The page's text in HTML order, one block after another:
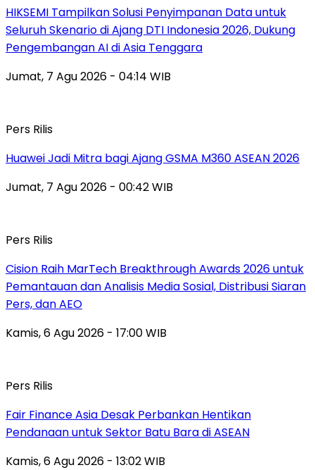
HIKSEMI Tampilkan Solusi Penyimpanan Data untuk
Seluruh Skenario di Ajang DTI Indonesia 2026, Dukung
Pengembangan AI di Asia Tenggara
Jumat, 7 Agu 2026 - 04:14 WIB
Pers Rilis
Huawei Jadi Mitra bagi Ajang GSMA M360 ASEAN 2026
Jumat, 7 Agu 2026 - 00:42 WIB
Pers Rilis
Cision Raih MarTech Breakthrough Awards 2026 untuk
Pemantauan dan Analisis Media Sosial, Distribusi Siaran
Pers, dan AEO
Kamis, 6 Agu 2026 - 17:00 WIB
Pers Rilis
Fair Finance Asia Desak Perbankan Hentikan
Pendanaan untuk Sektor Batu Bara di ASEAN
Kamis, 6 Agu 2026 - 13:02 WIB